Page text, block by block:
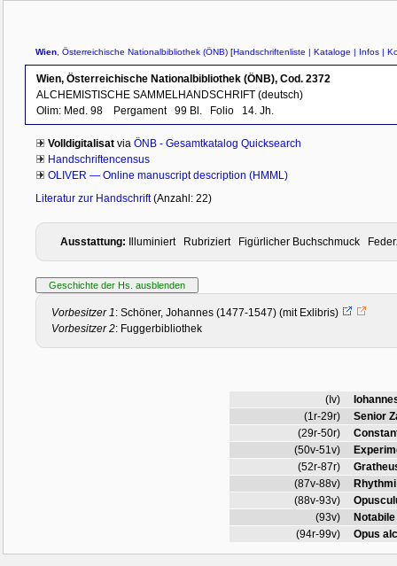
Wien , Österreichische Nationalbibliothek (ÖNB) [Handschriftenliste | Kataloge | Infos |
Wien, Österreichische Nationalbibliothek (ÖNB), Cod. 2372
ALCHEMISTISCHE SAMMELHANDSCHRIFT (deutsch)
Olim: Med. 98
Pergament 99 Bl. Folio 14. Jh.
Volldigitalisat via ÖNB - Gesamtkatalog Quicksearch
Handschriftencensus
OLIVER — Online manuscript description (HMML)
Literatur zur Handschrift(Anzahl: 22)
Ausstattung: Illuminiert Rubriziert Figürlicher Buchschmuck
Vorbesitzer 1 : Schöner, Johannes (1477-1547) (mit Exlibris)
Vorbesitzer 2: Fuggerbibliothek
(Iv)
(1r-29r)
Senior
(29r-50r)
(50v-51v)
(52r-87r)
(87v-88v)
(88v-93v)
(93v)
(94r-99v)
Opus